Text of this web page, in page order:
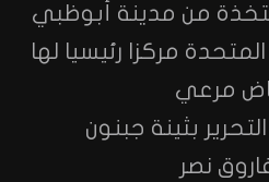
من مدينة أبوظبي
المتحدة مركزا رئيسيا لها
مرعي
بثينة جبنون
نصر